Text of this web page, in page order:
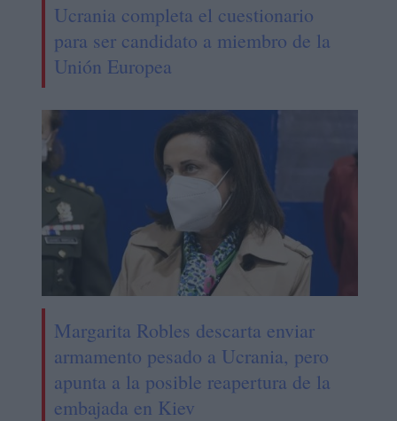
Ucrania completa el cuestionario
para ser candidato a miembro de la
Unión Europea
Margarita Robles descarta enviar
armamento pesado a Ucrania, pero
apunta a la posible reapertura de la
embajada en Kiev